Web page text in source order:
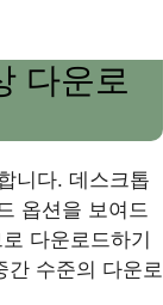
다운로
니다. 데스크톱
옵션을 보여드
다운로드하기
간 수준의 다운로